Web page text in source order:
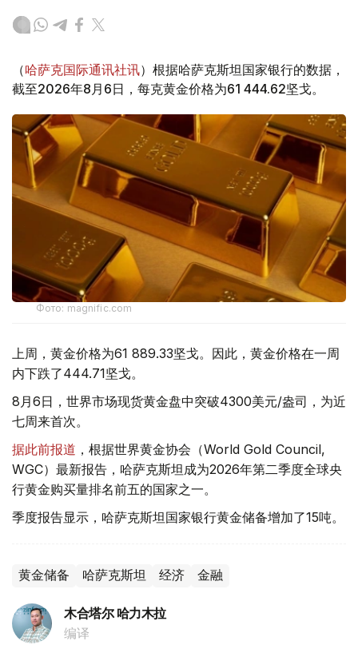
（哈萨克国际通讯社讯）根据哈萨克斯坦国家银行的数据，
截至2026年8月6日，每克黄金价格为61 444.62坚戈。
Фото: magnific.com
上周，黄金价格为61 889.33坚戈。因此，黄金价格在一周
内下跌了444.71坚戈。
8月6日，世界市场现货黄金盘中突破4300美元/盎司，为近
七周来首次。
据此前报道 ，根据世界黄金协会（World Gold Council,
WGC）最新报告，哈萨克斯坦成为2026年第二季度全球央
行黄金购买量排名前五的国家之一。
季度报告显示，哈萨克斯坦国家银行黄金储备增加了15吨。
黄金储备 哈萨克斯坦 经济 金融
木合塔尔 哈力木拉
编译